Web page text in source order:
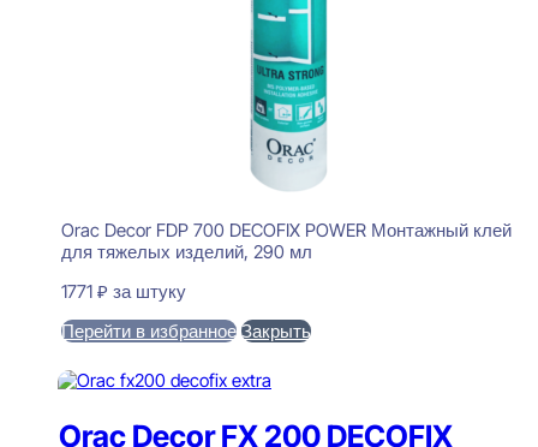
Orac Decor FDP 700 DECOFIX POWER Монтажный клей
для тяжелых изделий, 290 мл
1771 ₽ за штуку
Перейти в избранное Закрыть
Orac Decor FX 200 DECOFIX